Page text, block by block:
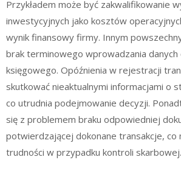
Przykładem może być zakwalifikowanie
inwestycyjnych jako kosztów
wynik finansowy firmy. Innym
brak terminowego wprowadzania
księgowego. Opóźnienia w rejestracji
skutkować nieaktualnymi informacjami o
co utrudnia podejmowanie decyzji.
się z problemem braku odpowiedniej
potwierdzającej dokonane transakcje, co
trudności w przypadku kontroli skarbowej.